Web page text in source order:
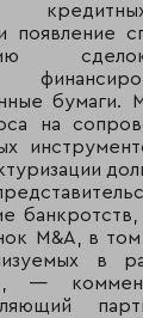
появление
бумаги.
на
M&A, в
в
—